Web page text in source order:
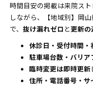
時間目安の掲載は来院ス
しながら、【地域別】岡
で、 抜け漏れゼロと更新の
休診日・受付時間・
駐車場台数・バリア
臨時変更は即時更新
住所・電話番号・サ